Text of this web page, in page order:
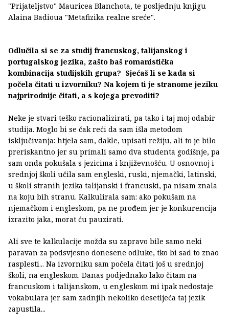
"Prijateljstvo" Mauricea Blanchota, te posljednju knjigu
Alaina Badioua "Metafizika realne sreće".
Odlučila si se za studij francuskog, talijanskog i
portugalskog jezika, zašto baš romanistička
kombinacija studijskih grupa? Sjećaš li se kada si
počela čitati u izvorniku? Na kojem ti je stranome jeziku
najprirodnije čitati, a s kojega prevoditi?
Neke je stvari teško racionalizirati, pa tako i taj moj odabir
studija. Moglo bi se čak reći da sam išla metodom
isključivanja: htjela sam, dakle, upisati režiju, ali to je bilo
preriskantno jer su primali samo dva studenta godišnje, pa
sam onda pokušala s jezicima i književnošću. U osnovnoj i
srednjoj školi učila sam engleski, ruski, njemački, latinski,
u školi stranih jezika talijanski i francuski, pa nisam znala
na koju bih stranu. Kalkulirala sam: ako pokušam na
njemačkom i engleskom, pa ne prođem jer je konkurencija
izrazito jaka, morat ću pauzirati.
Ali sve te kalkulacije možda su zapravo bile samo neki
paravan za podsvjesno donesene odluke, tko bi sad to znao
rasplesti... Na izvorniku sam počela čitati još u srednjoj
školi, na engleskom. Danas podjednako lako čitam na
francuskom i talijanskom, u engleskom mi ipak nedostaje
vokabulara jer sam zadnjih nekoliko desetljeća taj jezik
zapustila...